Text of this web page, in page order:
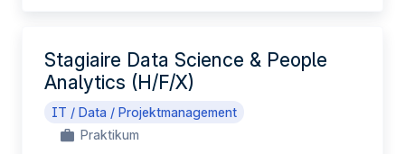
Stagiaire Data Science & People
Analytics (H/F/X)
IT / Data / Projektmanagement
Praktikum